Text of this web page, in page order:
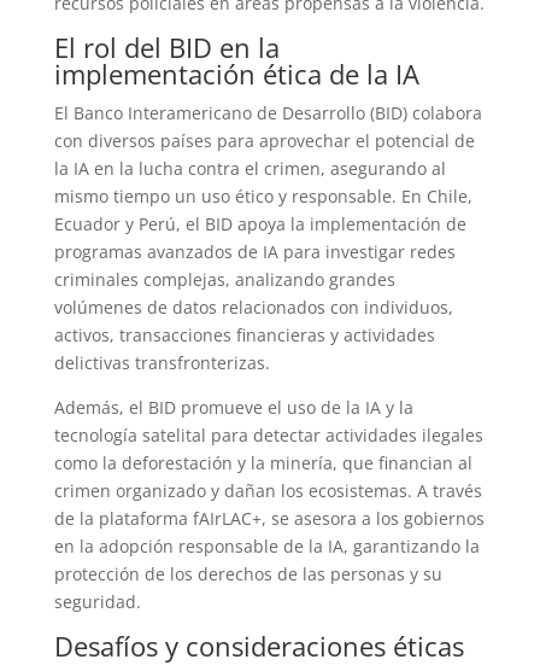
El rol del BID en la
implementación ética de la IA
El Banco Interamericano de Desarrollo (BID) colabora
con diversos países para aprovechar el potencial de
la IA en la lucha contra el crimen, asegurando al
mismo tiempo un uso ético y responsable. En Chile,
Ecuador y Perú, el BID apoya la implementación de
programas avanzados de IA para investigar redes
criminales complejas, analizando grandes
volúmenes de datos relacionados con individuos,
activos, transacciones financieras y actividades
delictivas transfronterizas.
Además, el BID promueve el uso de la IA y la
tecnología satelital para detectar actividades ilegales
como la deforestación y la minería, que financian al
crimen organizado y dañan los ecosistemas. A través
de la plataforma fAIrLAC+, se asesora a los gobiernos
en la adopción responsable de la IA, garantizando la
protección de los derechos de las personas y su
seguridad.
Desafíos y consideraciones éticas